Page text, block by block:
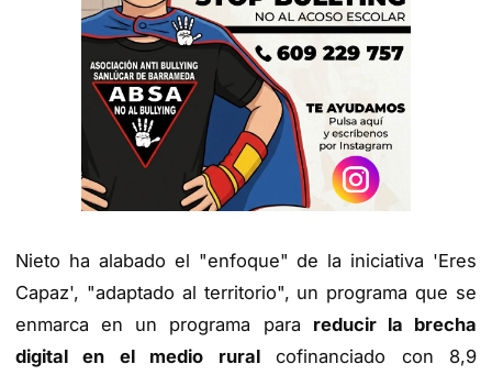
Nieto ha alabado el "enfoque" de la iniciativa 'Eres
Capaz', "adaptado al territorio", un programa que se
enmarca en un programa para reducir la brecha
digital en el medio ruralcofinanciado con 8,9